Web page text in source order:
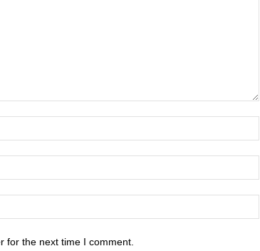
for the next time I comment.